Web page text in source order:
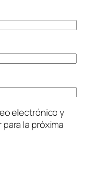
electrónico y
la próxima